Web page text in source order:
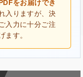
をお届けでき
入りますが、決
入力に十分ご注
ます。